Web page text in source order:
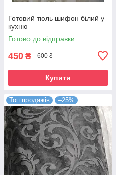
Готовий тюль шифон білий у
кухню
Готово до відправки
450 ₴ 600 ₴
Купити
Топ продажів –25%